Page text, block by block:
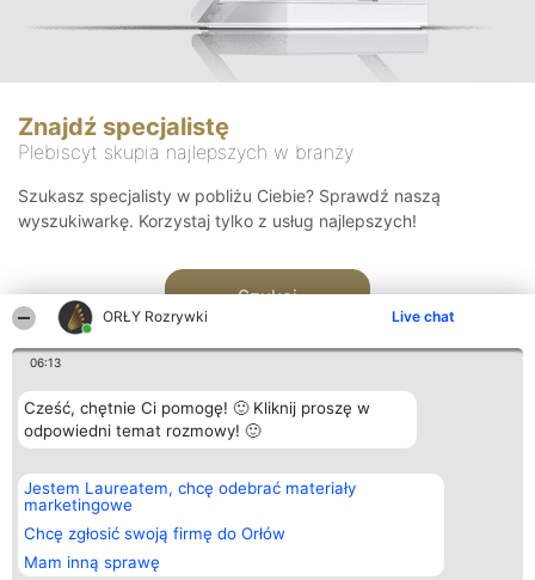
ORŁY Rozrywki Live chat
06:13
Cześć, chętnie Ci pomogę! 🙂 Kliknij proszę w
odpowiedni temat rozmowy! 🙂
Jestem Laureatem, chcę odebrać materiały
marketingowe
Chcę zgłosić swoją firmę do Orłów
Mam inną sprawę
Znajdź specjalistę
Plebiscyt skupia najlepszych w branży
Szukasz specjalisty w pobliżu Ciebie? Sprawdź naszą
wyszukiwarkę. Korzystaj tylko z usług najlepszych!
Szukaj
Organizator plebiscytu
Bright Side Solutions sp. z o.
o. sp. k.
ul. Ruska 22
Wrocław 50-079
KRS 0000749100 | Regon
Plebiscyt
Laureaci
wszystkich
Laureatów
Kontakt
Kontakt